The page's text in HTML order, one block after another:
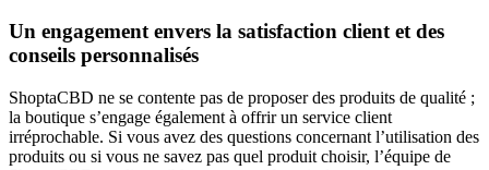
Un engagement envers la satisfaction client et des
conseils personnalisés
ShoptaCBD ne se contente pas de proposer des produits de qualité ;
la boutique s’engage également à offrir un service client
irréprochable. Si vous avez des questions concernant l’utilisation des
produits ou si vous ne savez pas quel produit choisir, l’équipe de